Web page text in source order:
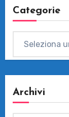
Categorie
Archivi